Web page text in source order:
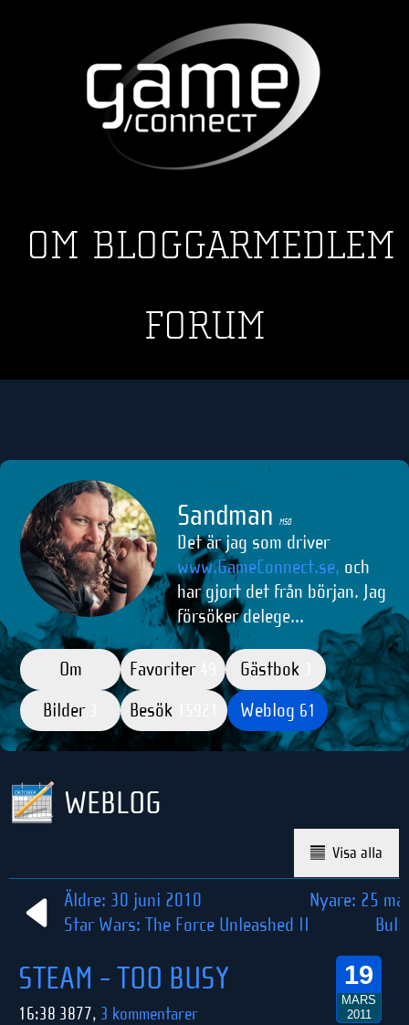
OM BLOGGARMEDLEM
FORUM
Sandman M50
Det är jag som driver
www.GameConnect.se, och
har gjort det från början. Jag
försöker delege...
Om Favoriter Gästbok
Bilder Besök Weblog 61
WEBLOG
Visa alla
Äldre: 30 juni 2010
Star Wars: The Force Unleashed II
Nyare: 25
19
MARS
2011
STEAM - TOO BUSY
16:38 3877, 3 kommentarer